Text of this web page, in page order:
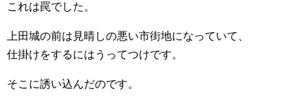
これは罠でした。
上田城の前は見晴しの悪い市街地になっていて、
仕掛けをするにはうってつけです。
そこに誘い込んだのです。